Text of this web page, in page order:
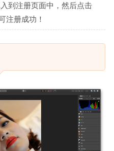
到注册页面中，然后点击
注册成功！